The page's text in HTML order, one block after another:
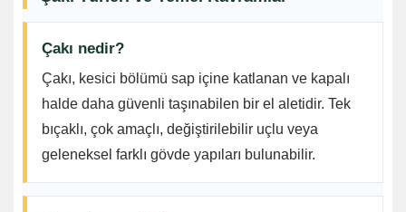
Çakı nedir?
Çakı, kesici bölümü sap içine katlanan ve kapalı
halde daha güvenli taşınabilen bir el aletidir. Tek
bıçaklı, çok amaçlı, değiştirilebilir uçlu veya
geleneksel farklı gövde yapıları bulunabilir.